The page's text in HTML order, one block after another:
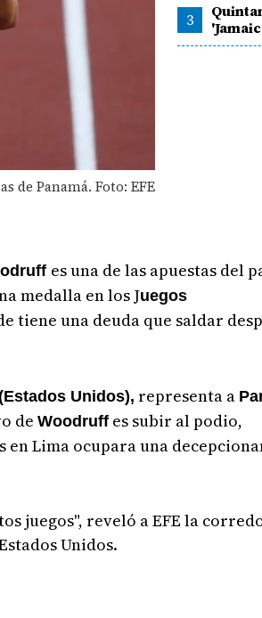
de Panamá. Foto: EFE
3
es una de las apuestas del
medalla en los Juegos
tiene una deuda que saldar
Unidos), representa a
de Woodruffes subir al podio,
en Lima ocupara una
juegos", reveló a EFE la
Unidos.